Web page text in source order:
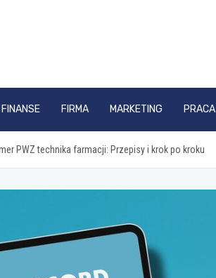
FINANSE FIRMA MARKETING PRACA
PWZ technika farmacji: Przepisy i krok po kroku